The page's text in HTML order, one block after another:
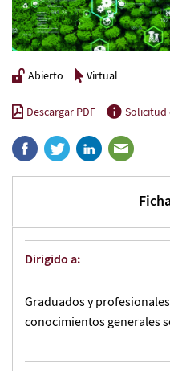
Abierto Virtual
Descargar PDF Solicitud
Dirigido a:
Graduados y
conocimientos generales